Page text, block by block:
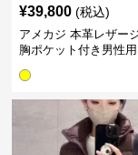
¥39,800 (税込)
アメカジ 本革レザー
胸ポケット付き男性